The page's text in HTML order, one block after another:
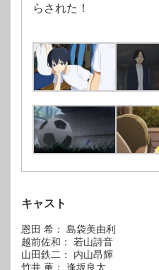
らされた！
キャスト
恩田 希： 島袋美由利
越前佐和： 若山詩音
山田鉄二： 内山昂輝
竹井 薫： 逢坂良太